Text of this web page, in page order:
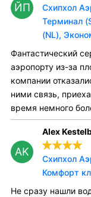
ЙП
Схипхол
Терминал
(NL),
Фантастический
аэропорту из-за
компании
ними связь,
время немного
AK
Alex
Схипхол
Комфорт
Не сразу нашли